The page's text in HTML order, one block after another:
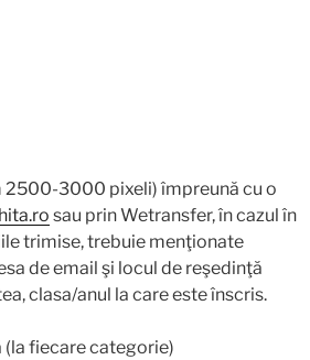
3000 pixeli) împreună cu o
sau prin Wetransfer, în cazul în
trimise, trebuie menţionate
de email şi locul de reşedinţă
clasa/anul la care este înscris.
fiecare categorie)